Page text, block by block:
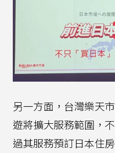
另一方面，台灣樂天
遊將擴大服務範圍，
過其服務預訂日本住